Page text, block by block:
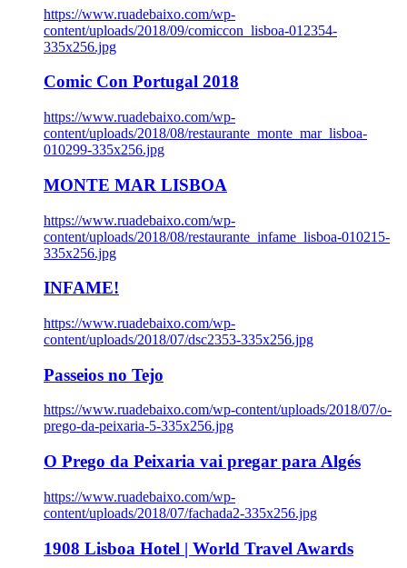
https://www.ruadebaixo.com/wp-
content/uploads/2018/09/comiccon_lisboa-012354-
335x256.jpg
Comic Con Portugal 2018
https://www.ruadebaixo.com/wp-
content/uploads/2018/08/restaurante_monte_mar_lisboa-
010299-335x256.jpg
MONTE MAR LISBOA
https://www.ruadebaixo.com/wp-
content/uploads/2018/08/restaurante_infame_lisboa-010215-
335x256.jpg
INFAME!
https://www.ruadebaixo.com/wp-
content/uploads/2018/07/dsc2353-335x256.jpg
Passeios no Tejo
https://www.ruadebaixo.com/wp-content/uploads/2018/07/o-
prego-da-peixaria-5-335x256.jpg
O Prego da Peixaria vai pregar para Algés
https://www.ruadebaixo.com/wp-
content/uploads/2018/07/fachada2-335x256.jpg
1908 Lisboa Hotel | World Travel Awards